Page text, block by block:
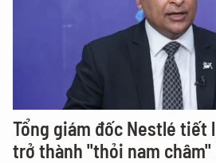
Tổng giám đốc Nestlé tiết
trở thành "thỏi nam châm"